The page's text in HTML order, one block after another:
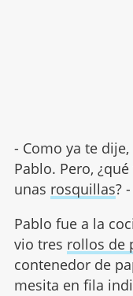
- Como ya te
Pablo. Pero,
unas rosquillas?
Pablo fue a la
vio tres rollos de
contenedor de
mesita en fila